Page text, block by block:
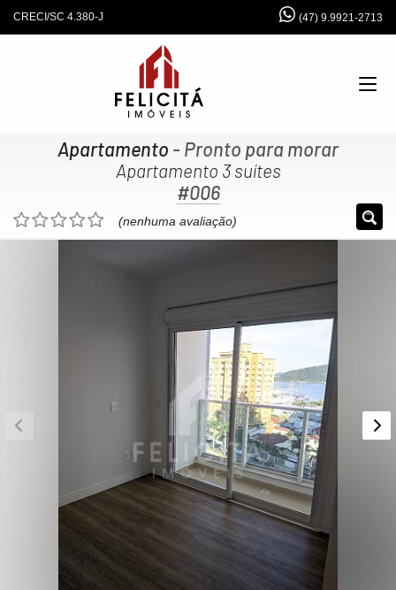
CRECI/SC 4.380-J (47) 9.9921-2713
Apartamento - Pronto para morar
Apartamento 3 suítes
#006
(nenhuma avaliação)